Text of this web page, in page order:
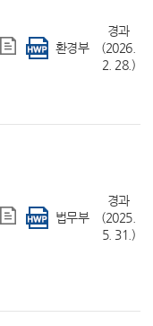
환경부
경과
(2026.
2. 28.)
법무부
경과
(2025.
5. 31.)